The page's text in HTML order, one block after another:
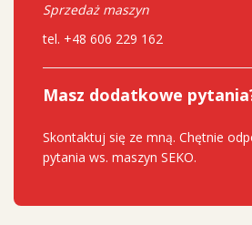
Sprzedaż maszyn
tel. +48 606 229 162
Masz dodatkowe
Skontaktuj się ze mną. Chętnie
pytania ws. maszyn SEKO.